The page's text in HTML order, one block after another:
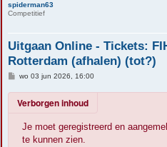
spiderman63
Competitief
Uitgaan Online - Tickets:
Rotterdam (afhalen) (tot?)
B
r
i
wo 03 jun 2026, 16:00
Verborgen inhoud
Je moet geregistreerd en
te kunnen zien.